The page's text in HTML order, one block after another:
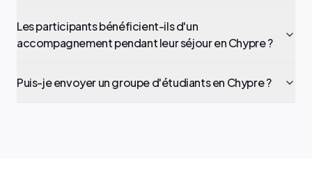
Les participants bénéficient-ils d'un
accompagnement pendant leur séjour en Chypre ?
Puis-je envoyer un groupe d'étudiants en Chypre ?